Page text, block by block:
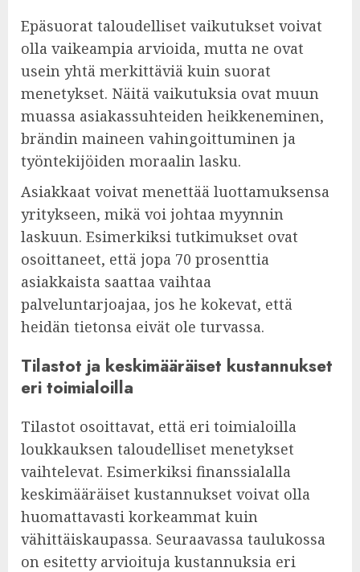
Epäsuorat taloudelliset vaikutukset voivat
olla vaikeampia arvioida, mutta ne ovat
usein yhtä merkittäviä kuin suorat
menetykset. Näitä vaikutuksia ovat muun
muassa asiakassuhteiden heikkeneminen,
brändin maineen vahingoittuminen ja
työntekijöiden moraalin lasku.
Asiakkaat voivat menettää luottamuksensa
yritykseen, mikä voi johtaa myynnin
laskuun. Esimerkiksi tutkimukset ovat
osoittaneet, että jopa 70 prosenttia
asiakkaista saattaa vaihtaa
palveluntarjoajaa, jos he kokevat, että
heidän tietonsa eivät ole turvassa.
Tilastot ja keskimääräiset kustannukset
eri toimialoilla
Tilastot osoittavat, että eri toimialoilla
loukkauksen taloudelliset menetykset
vaihtelevat. Esimerkiksi finanssialalla
keskimääräiset kustannukset voivat olla
huomattavasti korkeammat kuin
vähittäiskaupassa. Seuraavassa taulukossa
on esitetty arvioituja kustannuksia eri